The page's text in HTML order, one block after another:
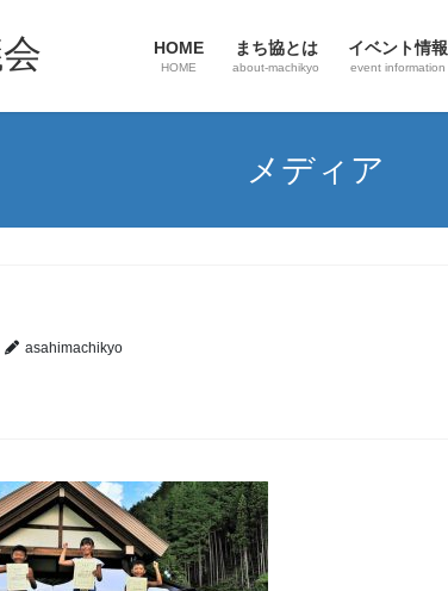
HOME
HOME
まち協とは
about-machikyo
イベント情報
event information
メディア
asahimachikyo